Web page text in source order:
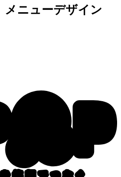
ニューデザイン